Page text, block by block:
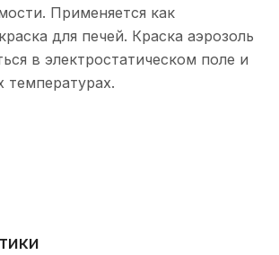
Применяется как
для печей. Краска аэрозоль
в электростатическом поле и